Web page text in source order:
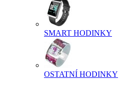
SMART HODINKY
OSTATNÍ HODINKY